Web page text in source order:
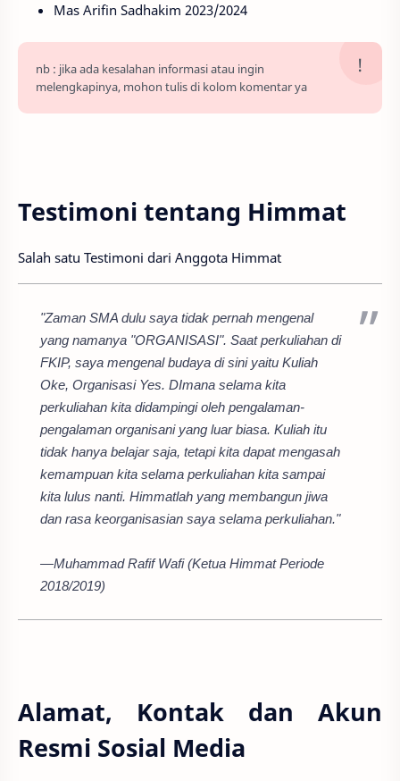
Mas Arifin Sadhakim 2023/2024
nb : jika ada kesalahan informasi atau ingin
melengkapinya, mohon tulis di kolom komentar ya
Testimoni tentang Himmat
Salah satu Testimoni dari Anggota Himmat
"Zaman SMA dulu saya tidak pernah mengenal
yang namanya "ORGANISASI". Saat perkuliahan di
FKIP, saya mengenal budaya di sini yaitu Kuliah
Oke, Organisasi Yes. DImana selama kita
perkuliahan kita didampingi oleh pengalaman-
pengalaman organisani yang luar biasa. Kuliah itu
tidak hanya belajar saja, tetapi kita dapat mengasah
kemampuan kita selama perkuliahan kita sampai
kita lulus nanti. Himmatlah yang membangun jiwa
dan rasa keorganisasian saya selama perkuliahan."
—Muhammad Rafif Wafi (Ketua Himmat Periode
2018/2019)
Alamat, Kontak dan Akun
Resmi Sosial Media